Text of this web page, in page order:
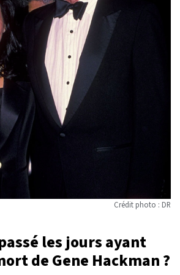
Crédit photo : DR
les jours ayant
de Gene Hackman ?